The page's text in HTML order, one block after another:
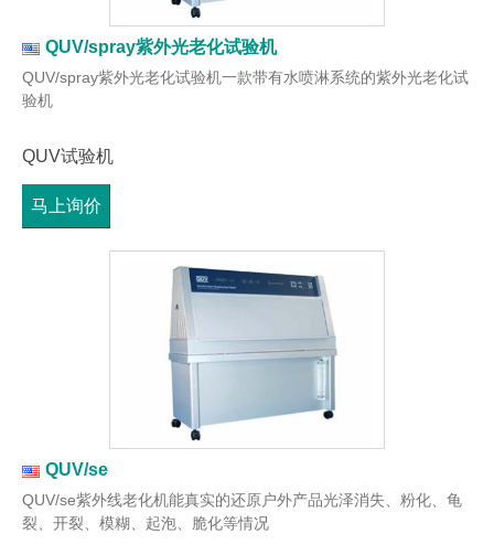
QUV/spray紫外光老化试验机
QUV/spray紫外光老化试验机一款带有水喷淋系统的紫外光老化试
验机
QUV试验机
马上询价
QUV/se
QUV/se紫外线老化机能真实的还原户外产品光泽消失、粉化、龟
裂、开裂、模糊、起泡、脆化等情况